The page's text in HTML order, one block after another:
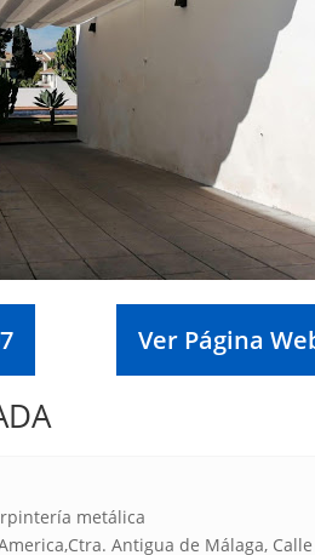
Ver Página
metálica
Antigua de Málaga,